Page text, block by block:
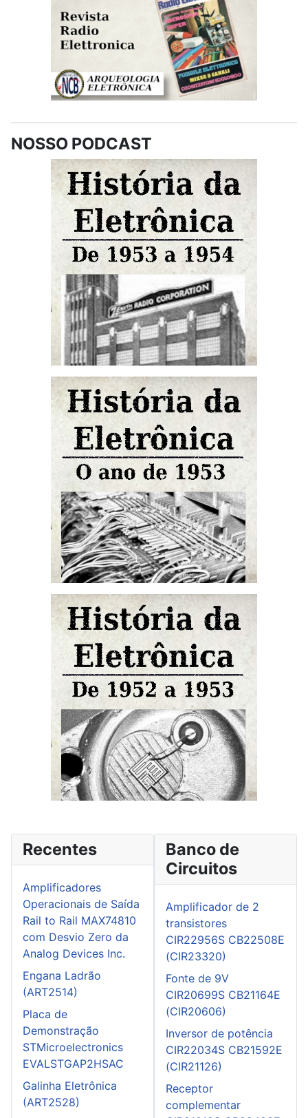
NOSSO PODCAST
Recentes
Amplificadores
Operacionais de Saída
Rail to Rail MAX74810
com Desvio Zero da
Analog Devices Inc.
Engana Ladrão
(ART2514)
Placa de
Demonstração
STMicroelectronics
EVALSTGAP2HSAC
Galinha Eletrônica
(ART2528)
Banco de
Circuitos
Amplificador de 2
transistores
CIR22956S CB22508E
(CIR23320)
Fonte de 9V
CIR20699S CB21164E
(CIR20606)
Inversor de potência
CIR22034S CB21592E
(CIR21126)
Receptor
complementar